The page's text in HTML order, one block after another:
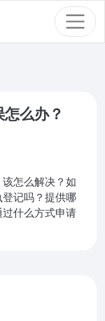
么办？
怎么解决？如
记吗？提供哪
什么方式申请